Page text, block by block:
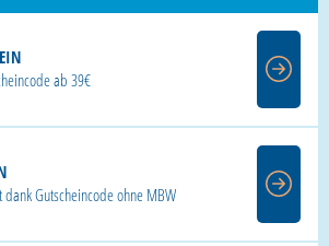
ab 39€
dank Gutscheincode ohne MBW